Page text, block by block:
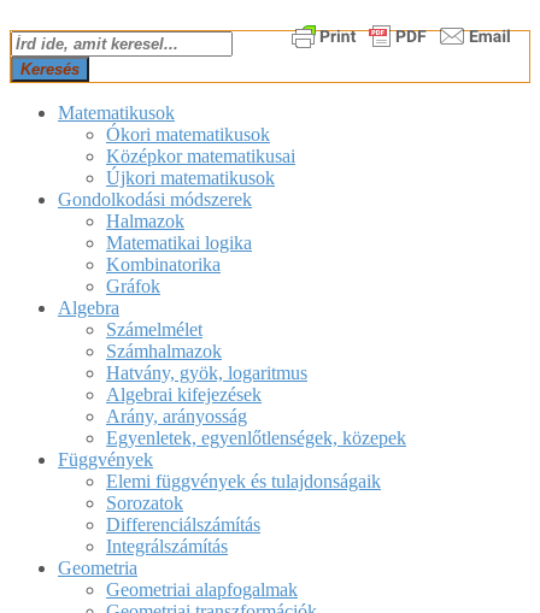
2018-
03-
01
Keresés
Matematikusok
Ókori matematikusok
Középkor matematikusai
Újkori matematikusok
Gondolkodási módszerek
Halmazok
Matematikai logika
Kombinatorika
Gráfok
Algebra
Számelmélet
Számhalmazok
Hatvány, gyök, logaritmus
Algebrai kifejezések
Arány, arányosság
Egyenletek, egyenlőtlenségek, közepek
Függvények
Elemi függvények és tulajdonságaik
Sorozatok
Differenciálszámítás
Integrálszámítás
Geometria
Geometriai alapfogalmak